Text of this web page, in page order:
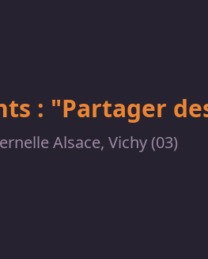
: "Partager
Alsace, Vichy (03)